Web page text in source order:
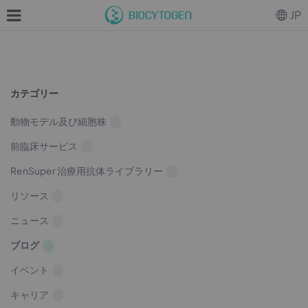
カテゴリー
動物モデル及び細胞株
前臨床サービス
RenSuper 治療用抗体ライブラリー
リソース
ニュース
ブログ
イベント
キャリア
JP